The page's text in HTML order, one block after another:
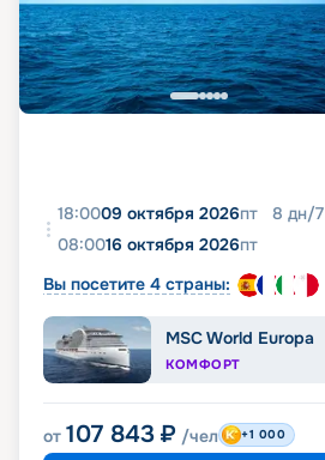
18:0009 октября 2026пт 8 дн/7
08:0016 октября 2026пт
Вы посетите 4 страны:
MSC World Europa
КОМФОРТ
от 107 843 ₽ /чел +1 000